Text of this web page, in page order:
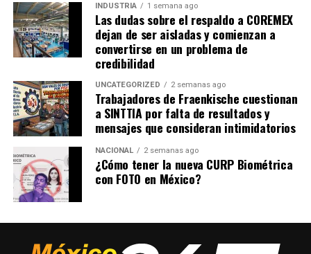
INDUSTRIA 1 semana ago
Las dudas sobre el respaldo a COREMEX
dejan de ser aisladas y comienzan a
convertirse en un problema de
credibilidad
UNCATEGORIZED 2 semanas ago
Trabajadores de Fraenkische cuestionan
a SINTTIA por falta de resultados y
mensajes que consideran intimidatorios
NACIONAL 2 semanas ago
¿Cómo tener la nueva CURP Biométrica
con FOTO en México?